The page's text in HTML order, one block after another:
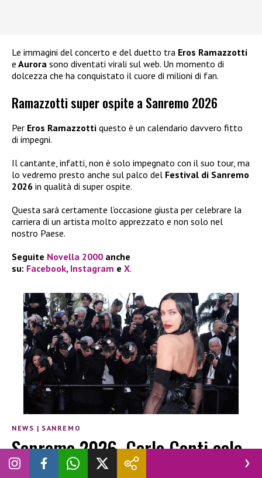
Le immagini del concerto e del duetto tra Eros Ramazzotti
e Aurora sono diventati virali sul web. Un momento di
dolcezza che ha conquistato il cuore di milioni di fan.
Ramazzotti super ospite a Sanremo 2026
Per Eros Ramazzotti questo è un calendario davvero fitto
di impegni.
Il cantante, infatti, non è solo impegnato con il suo tour, ma
lo vedremo presto anche sul palco del Festival di Sanremo
2026 in qualità di super ospite.
Questa sarà certamente l’occasione giusta per celebrare la
carriera di un artista molto apprezzato e non solo nel
nostro Paese.
Seguite Novella 2000 anche
su: Facebook, Instagram e X.
NEWS | SANREMO
Sanremo 2026, Carlo Conti cala
l’asso: arriva Irina Shayk